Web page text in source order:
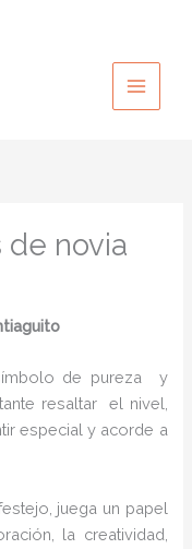
novia
de pureza y
resaltar el nivel,
especial y acorde a
juega un papel
la creatividad,